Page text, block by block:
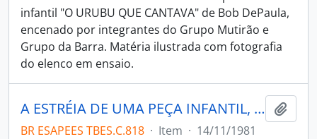
infantil "O URUBU QUE CANTAVA" de Bob DePaula,
encenado por integrantes do Grupo Mutirão e
Grupo da Barra. Matéria ilustrada com fotografia
do elenco em ensaio.
A ESTRÉIA DE UMA PEÇA INFANTIL, HOJE, ÀS 15 HORAS NO CARLOS GOMES
BR ESAPEES TBES.C.818 · Item · 14/11/1981